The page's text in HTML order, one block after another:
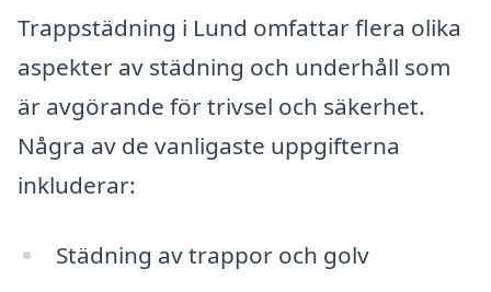
Trappstädning i Lund omfattar flera olika
aspekter av städning och underhåll som
är avgörande för trivsel och säkerhet.
Några av de vanligaste uppgifterna
inkluderar:
Städning av trappor och golv